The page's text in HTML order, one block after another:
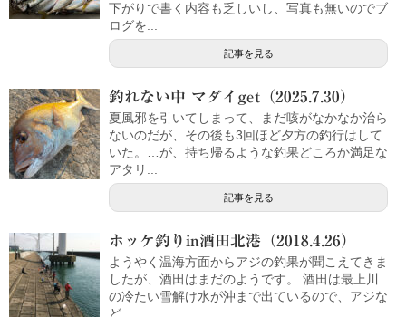
下がりで書く内容も乏しいし、写真も無いのでブ
ログを...
記事を見る
釣れない中 マダイget（2025.7.30）
夏風邪を引いてしまって、まだ咳がなかなか治ら
ないのだが、その後も3回ほど夕方の釣行はして
いた。…が、持ち帰るような釣果どころか満足な
アタリ...
記事を見る
ホッケ釣りin酒田北港（2018.4.26）
ようやく温海方面からアジの釣果が聞こえてきま
したが、酒田はまだのようです。 酒田は最上川
の冷たい雪解け水が沖まで出ているので、アジな
ど...